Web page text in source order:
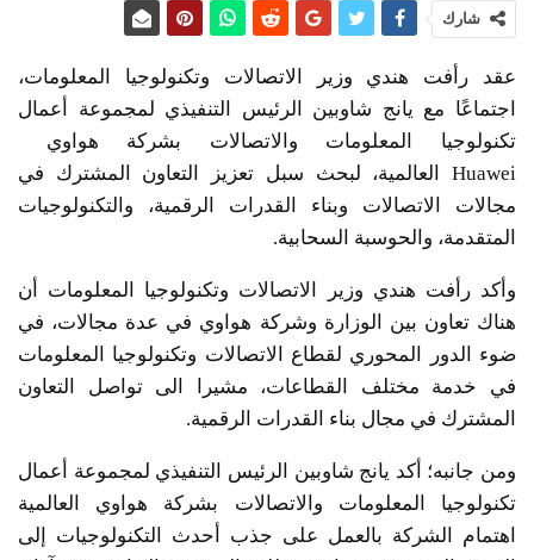
شارك
عقد رأفت هندي وزير الاتصالات وتكنولوجيا المعلومات،
اجتماعًا مع يانج شاوبين الرئيس التنفيذي لمجموعة أعمال
تكنولوجيا المعلومات والاتصالات بشركة هواوي
Huawei العالمية، لبحث سبل تعزيز التعاون المشترك في
مجالات الاتصالات وبناء القدرات الرقمية، والتكنولوجيات
المتقدمة، والحوسبة السحابية.
وأكد رأفت هندي وزير الاتصالات وتكنولوجيا المعلومات أن
هناك تعاون بين الوزارة وشركة هواوي في عدة مجالات، في
ضوء الدور المحوري لقطاع الاتصالات وتكنولوجيا المعلومات
في خدمة مختلف القطاعات، مشيرا الى تواصل التعاون
المشترك في مجال بناء القدرات الرقمية.
ومن جانبه؛ أكد يانج شاوبين الرئيس التنفيذي لمجموعة أعمال
تكنولوجيا المعلومات والاتصالات بشركة هواوي العالمية
اهتمام الشركة بالعمل على جذب أحدث التكنولوجيات إلى